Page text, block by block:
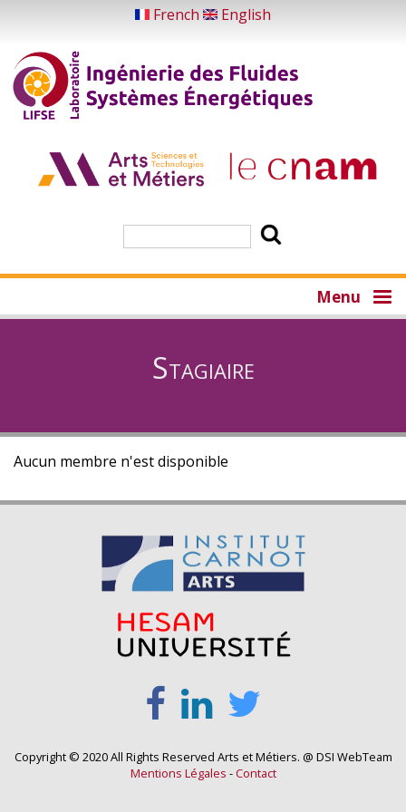
contenu
principal
French English
Menu
Stagiaire
Aucun membre n'est disponible
Copyright © 2020 All Rights Reserved Arts et Métiers. @ DSI WebTeam
Mentions Légales -Contact